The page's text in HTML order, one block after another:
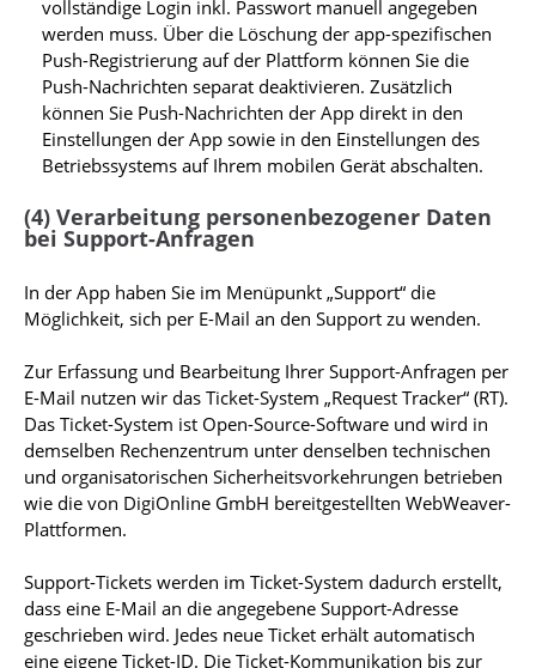
vollständige Login inkl. Passwort manuell angegeben
werden muss. Über die Löschung der app-spezifischen
Push-Registrierung auf der Plattform können Sie die
Push-Nachrichten separat deaktivieren. Zusätzlich
können Sie Push-Nachrichten der App direkt in den
Einstellungen der App sowie in den Einstellungen des
Betriebssystems auf Ihrem mobilen Gerät abschalten.
(4) Verarbeitung personenbezogener Daten
bei Support-Anfragen
In der App haben Sie im Menüpunkt „Support“ die
Möglichkeit, sich per E-Mail an den Support zu wenden.
Zur Erfassung und Bearbeitung Ihrer Support-Anfragen per
E-Mail nutzen wir das Ticket-System „Request Tracker“ (RT).
Das Ticket-System ist Open-Source-Software und wird in
demselben Rechenzentrum unter denselben technischen
und organisatorischen Sicherheitsvorkehrungen betrieben
wie die von DigiOnline GmbH bereitgestellten WebWeaver-
Plattformen.
Support-Tickets werden im Ticket-System dadurch erstellt,
dass eine E-Mail an die angegebene Support-Adresse
geschrieben wird. Jedes neue Ticket erhält automatisch
eine eigene Ticket-ID. Die Ticket-Kommunikation bis zur